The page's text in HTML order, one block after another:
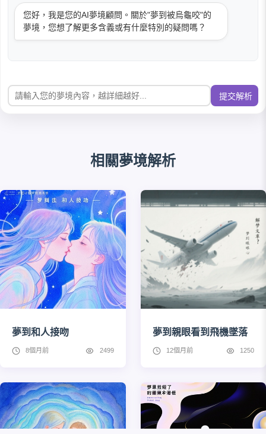
您好，我是您的AI夢境顧問。關於"夢到被烏龜咬"的
夢境，您想了解更多含義或有什麼特別的疑問嗎？
提交解析
相關夢境解析
夢到和人接吻
8個月前 2499
夢到親眼看到飛機墜落
12個月前 1250